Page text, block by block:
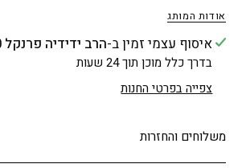
אודות המותג
איסוף עצמי זמין ב-הרב ידידיה פרנקל 20, תל אביב
בדרך כלל מוכן תוך 24 שעות
צפייה בפרטי החנות
משלוחים והחזרות